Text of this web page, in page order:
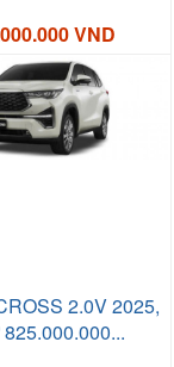
VND
2.0V 2025,